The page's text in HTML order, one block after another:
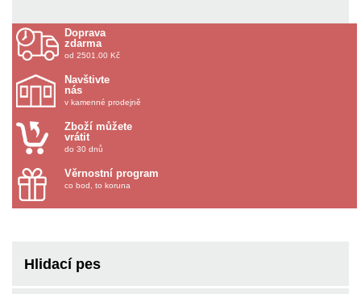
Doprava
zdarma
od 2501.00 Kč
Navštivte
nás
v kamenné prodejně
Zboží můžete
vrátit
do 30 dnů
Věrnostní program
co bod, to koruna
Hlidací pes